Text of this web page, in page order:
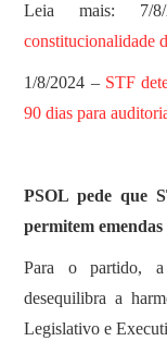
Leia mais: 7/
constitucionalidade
1/8/2024 – STF
90 dias para
PSOL pede que
permitem
Para o partido, a
desequilibra a
Legislativo e